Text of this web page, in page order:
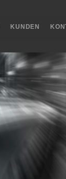
KUNDEN